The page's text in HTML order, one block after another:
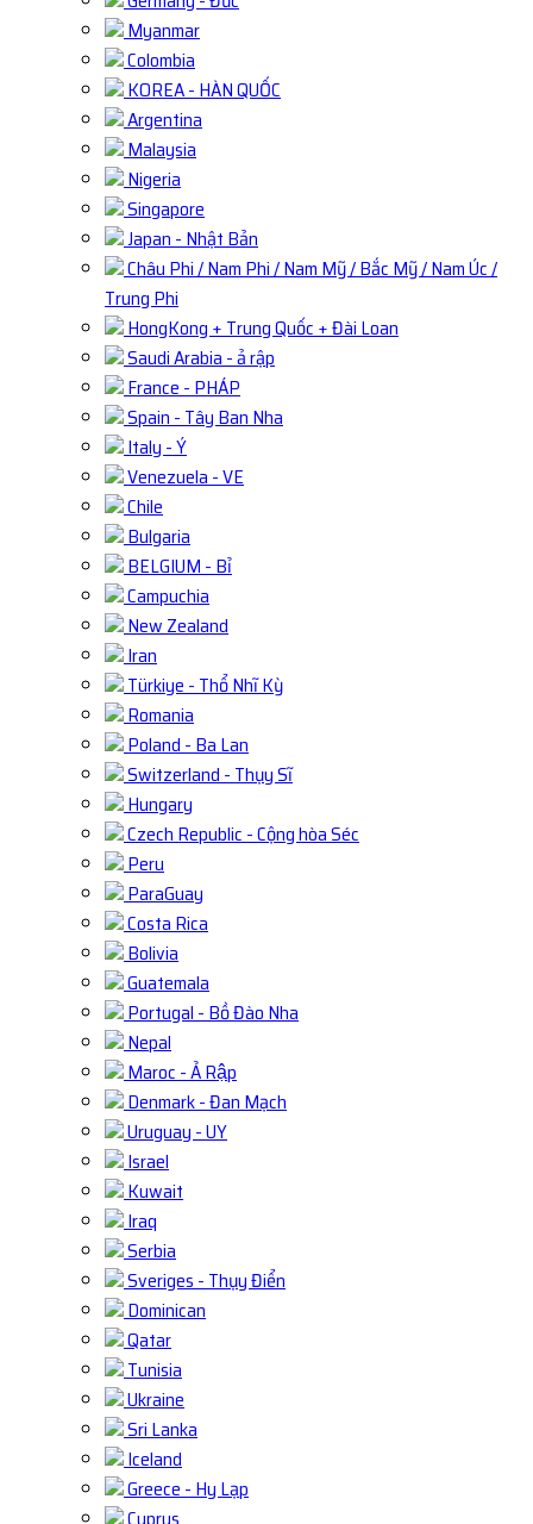
Myanmar
Colombia
KOREA - HÀN QUỐC
Argentina
Malaysia
Nigeria
Singapore
Japan - Nhật Bản
Châu Phi / Nam Phi / Nam Mỹ / Bắc Mỹ / Nam Úc /
Trung Phi
HongKong + Trung Quốc + Đài Loan
Saudi Arabia - ả rập
France - PHÁP
Spain - Tây Ban Nha
Italy - Ý
Venezuela - VE
Chile
Bulgaria
BELGIUM - Bỉ
Campuchia
New Zealand
Iran
Türkiye - Thổ Nhĩ Kỳ
Romania
Poland - Ba Lan
Switzerland - Thụy Sĩ
Hungary
Czech Republic - Cộng hòa Séc
Peru
ParaGuay
Costa Rica
Bolivia
Guatemala
Portugal - Bồ Đào Nha
Nepal
Maroc - Ả Rập
Denmark - Đan Mạch
Uruguay - UY
Israel
Kuwait
Iraq
Serbia
Sveriges - Thụy Điển
Dominican
Qatar
Tunisia
Ukraine
Sri Lanka
Iceland
Greece - Hy Lạp